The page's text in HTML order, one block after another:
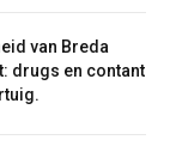
van Breda
drugs en contant